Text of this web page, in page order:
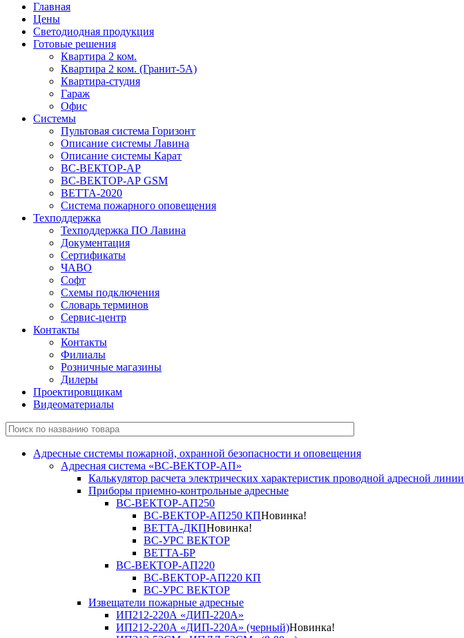
Главная
Цены
Светодиодная продукция
Готовые решения
Квартира 2 ком.
Квартира 2 ком. (Гранит-5А)
Квартира-студия
Гараж
Офис
Системы
Пультовая система Горизонт
Описание системы Лавина
Описание системы Карат
ВС-ВЕКТОР-АР
ВС-ВЕКТОР-АР GSM
ВЕТТА-2020
Система пожарного оповещения
Техподдержка
Техподдержка ПО Лавина
Документация
Сертификаты
ЧАВО
Софт
Схемы подключения
Словарь терминов
Сервис-центр
Контакты
Контакты
Филиалы
Розничные магазины
Дилеры
Проектировщикам
Видеоматериалы
Адресные системы пожарной, охранной безопасности и оповещения
Адресная система «ВС-ВЕКТОР-АП»
Калькулятор расчета электрических характеристик проводной адресной линии
Приборы приемно-контрольные адресные
ВС-ВЕКТОР-АП250
ВС-ВЕКТОР-АП250 КПНовинка!
ВЕТТА-ДКПНовинка!
ВС-УРС ВЕКТОР
ВЕТТА-БР
ВС-ВЕКТОР-АП220
ВС-ВЕКТОР-АП220 КП
ВС-УРС ВЕКТОР
Извещатели пожарные адресные
ИП212-220А «ДИП-220А»
ИП212-220А «ДИП-220А» (черный)Новинка!